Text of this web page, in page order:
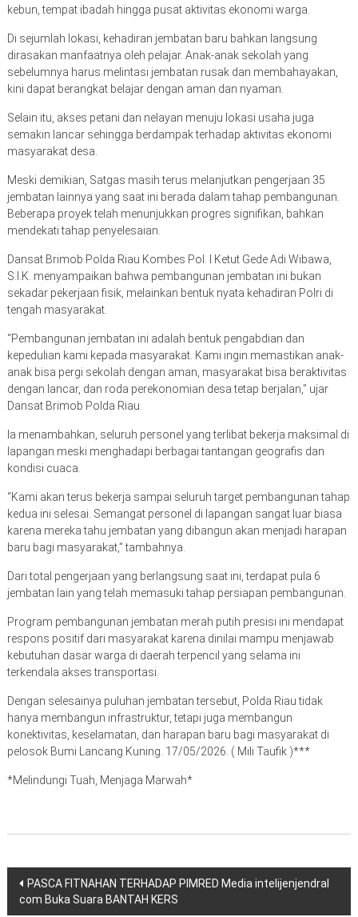
kebun, tempat ibadah hingga pusat aktivitas ekonomi warga.
Di sejumlah lokasi, kehadiran jembatan baru bahkan langsung
dirasakan manfaatnya oleh pelajar. Anak-anak sekolah yang
sebelumnya harus melintasi jembatan rusak dan membahayakan,
kini dapat berangkat belajar dengan aman dan nyaman.
Selain itu, akses petani dan nelayan menuju lokasi usaha juga
semakin lancar sehingga berdampak terhadap aktivitas ekonomi
masyarakat desa.
Meski demikian, Satgas masih terus melanjutkan pengerjaan 35
jembatan lainnya yang saat ini berada dalam tahap pembangunan.
Beberapa proyek telah menunjukkan progres signifikan, bahkan
mendekati tahap penyelesaian.
Dansat Brimob Polda Riau Kombes Pol. I Ketut Gede Adi Wibawa,
S.I.K. menyampaikan bahwa pembangunan jembatan ini bukan
sekadar pekerjaan fisik, melainkan bentuk nyata kehadiran Polri di
tengah masyarakat.
“Pembangunan jembatan ini adalah bentuk pengabdian dan
kepedulian kami kepada masyarakat. Kami ingin memastikan anak-
anak bisa pergi sekolah dengan aman, masyarakat bisa beraktivitas
dengan lancar, dan roda perekonomian desa tetap berjalan,” ujar
Dansat Brimob Polda Riau.
Ia menambahkan, seluruh personel yang terlibat bekerja maksimal di
lapangan meski menghadapi berbagai tantangan geografis dan
kondisi cuaca.
“Kami akan terus bekerja sampai seluruh target pembangunan tahap
kedua ini selesai. Semangat personel di lapangan sangat luar biasa
karena mereka tahu jembatan yang dibangun akan menjadi harapan
baru bagi masyarakat,” tambahnya.
Dari total pengerjaan yang berlangsung saat ini, terdapat pula 6
jembatan lain yang telah memasuki tahap persiapan pembangunan.
Program pembangunan jembatan merah putih presisi ini mendapat
respons positif dari masyarakat karena dinilai mampu menjawab
kebutuhan dasar warga di daerah terpencil yang selama ini
terkendala akses transportasi.
Dengan selesainya puluhan jembatan tersebut, Polda Riau tidak
hanya membangun infrastruktur, tetapi juga membangun
konektivitas, keselamatan, dan harapan baru bagi masyarakat di
pelosok Bumi Lancang Kuning. 17/05/2026. ( Mili Taufik )***
*Melindungi Tuah, Menjaga Marwah*
Navigasi
pos
PASCA FITNAHAN TERHADAP PIMRED Media intelijenjendral
com Buka Suara BANTAH KERS